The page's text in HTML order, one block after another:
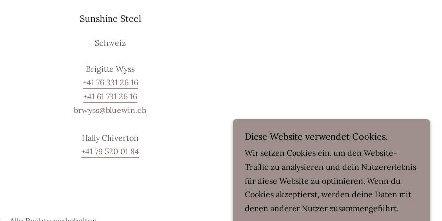
Sunshine Steel
Schweiz
+41 76 331 26 16
+41 61 731 26 16
brwyss@bluewin.ch
+41 79 520 01 84
Diese Website verwendet Cookies.
Wir setzen Cookies ein, um den Website-
Traffic zu analysieren und dein Nutzererlebnis
für diese Website zu optimieren. Wenn du
Cookies akzeptierst, werden deine Daten mit
denen anderer Nutzer zusammengeführt.